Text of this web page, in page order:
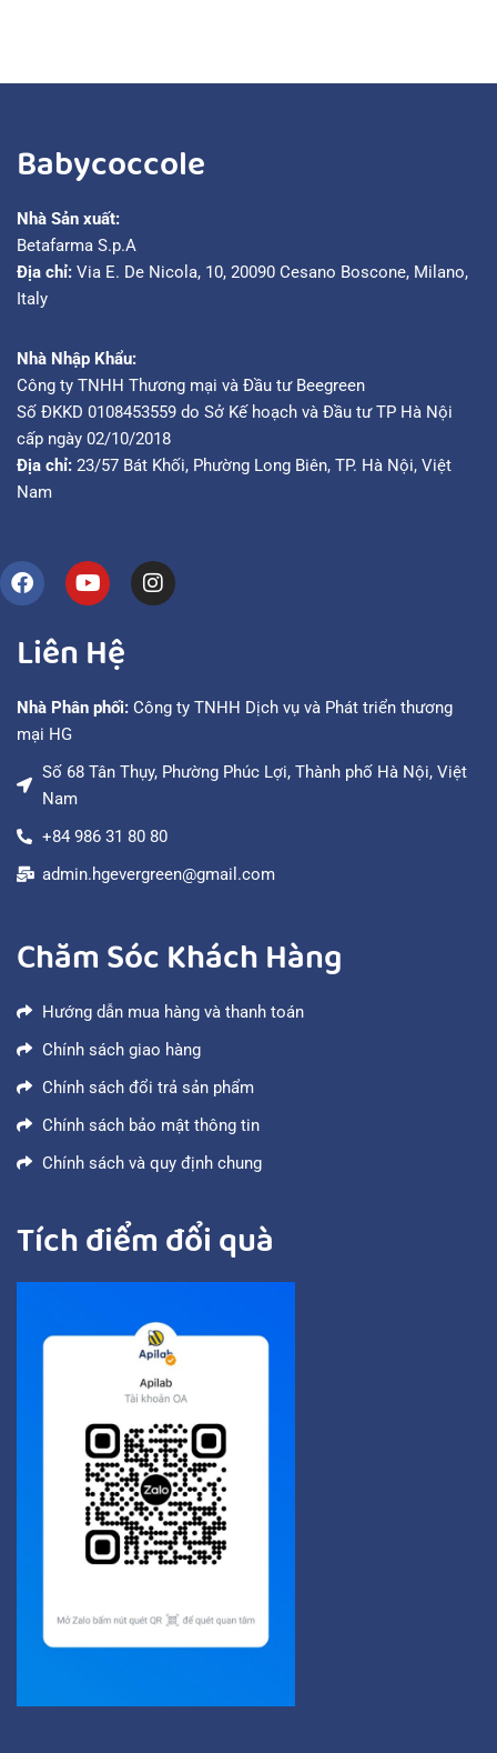
Babycoccole
Nhà Sản xuất:
Betafarma S.p.A
Địa chỉ: Via E. De Nicola, 10, 20090 Cesano Boscone, Milano,
Italy
Nhà Nhập Khẩu:
Công ty TNHH Thương mại và Đầu tư Beegreen
Số ĐKKD 0108453559 do Sở Kế hoạch và Đầu tư TP Hà Nội
cấp ngày 02/10/2018
Địa chỉ: 23/57 Bát Khối, Phường Long Biên, TP. Hà Nội, Việt
Nam
Liên Hệ
Nhà Phân phối: Công ty TNHH Dịch vụ và Phát triển thương
mại HG
Số 68 Tân Thụy, Phường Phúc Lợi, Thành phố Hà Nội, Việt
Nam
+84 986 31 80 80
admin.hgevergreen@gmail.com
Chăm Sóc Khách Hàng
Hướng dẫn mua hàng và thanh toán
Chính sách giao hàng
Chính sách đổi trả sản phẩm
Chính sách bảo mật thông tin
Chính sách và quy định chung
Tích điểm đổi quà